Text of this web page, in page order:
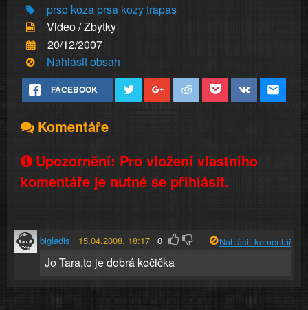
prso kozaprsa kozytrapas
Video / Zbytky
20/12/2007
Nahlásit obsah
FACEBOOK
Komentáře
Upozornění: Pro vložení vlastního
komentáře je nutné se přihlásit.
bigladis 15.04.2008, 18:17 0 Nahlásit komentář
Jo Tara,to je dobrá kočička